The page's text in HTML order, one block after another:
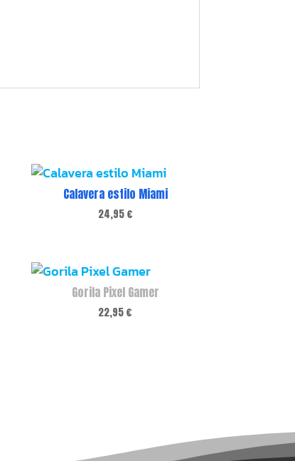
Calavera estilo Miami
24,95€
Gorila Pixel Gamer
22,95€